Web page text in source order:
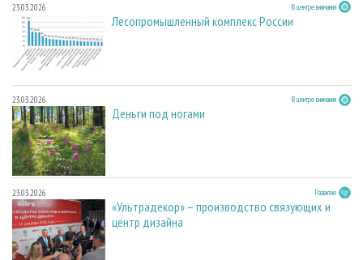
23.03.2026 В центре внимания
Лесопромышленный комплекс России
23.03.2026 В центре внимания
Деньги под ногами
23.03.2026 Развитие
«Ультрадекор» – производство связующих и
центр дизайна